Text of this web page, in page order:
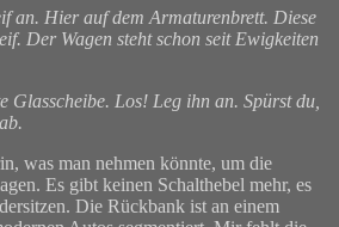
an. Hier auf dem Armaturenbrett. Diese
Der Wagen steht schon seit Ewigkeiten
Glasscheibe. Los! Leg ihn an. Spürst du,
was man nehmen könnte, um die
Es gibt keinen Schalthebel mehr, es
Die Rückbank ist an einem